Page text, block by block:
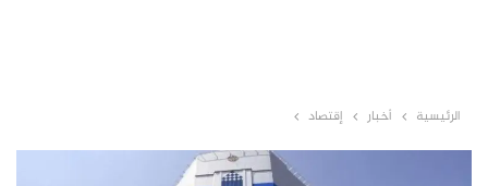
الرئيسية أخبار إقتصاد